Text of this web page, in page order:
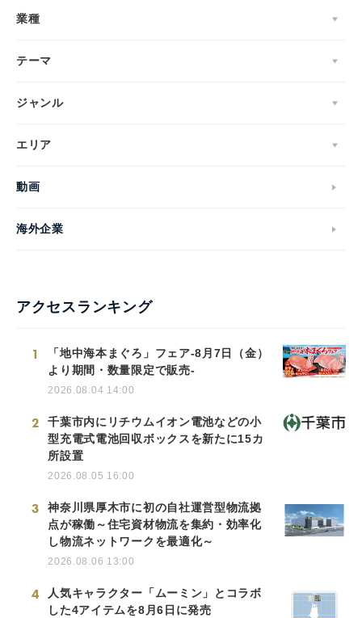
業種
テーマ
ジャンル
エリア
動画
海外企業
アクセスランキング
1
「地中海本まぐろ」フェア-8月7日（金）
より期間・数量限定で販売-
2026.08.04 14:00
2
千葉市内にリチウムイオン電池などの小
型充電式電池回収ボックスを新たに15カ
所設置
2026.08.05 16:00
3
神奈川県厚木市に初の自社運営型物流拠
点が稼働～住宅資材物流を集約・効率化
し物流ネットワークを最適化～
2026.08.06 13:00
4
人気キャラクター「ムーミン」とコラボ
した4アイテムを8月6日に発売